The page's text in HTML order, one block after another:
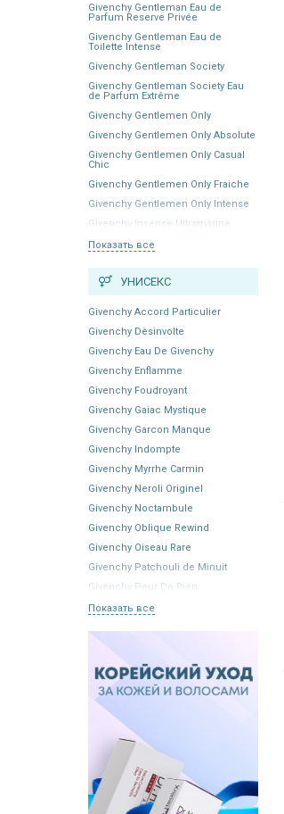
Givenchy Gentleman Eau de
Parfum Reserve Privée
Givenchy Gentleman Eau de
Toilette Intense
Givenchy Gentleman Society
Givenchy Gentleman Society Eau
de Parfum Extrême
Givenchy Gentlemen Only
Givenchy Gentlemen Only Absolute
Givenchy Gentlemen Only Casual
Chic
Givenchy Gentlemen Only Fraiche
Givenchy Gentlemen Only Intense
Givenchy Insense Ultramarine
Показать все
УНИСЕКС
Givenchy Accord Particulier
Givenchy Dèsinvolte
Givenchy Eau De Givenchy
Givenchy Enflamme
Givenchy Foudroyant
Givenchy Gaiac Mystique
Givenchy Garcon Manque
Givenchy Indompte
Givenchy Myrrhe Carmin
Givenchy Neroli Originel
Givenchy Noctambule
Givenchy Oblique Rewind
Givenchy Oiseau Rare
Givenchy Patchouli de Minuit
Givenchy Peur De Rien
Показать все